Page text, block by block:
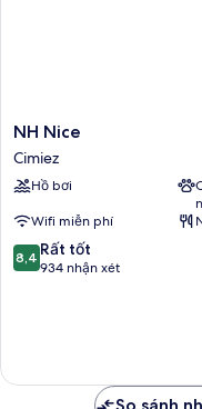
NH
Nice
Cimiez
NH Nice
Cimiez
Hồ bơi
Wifi miễn phí
8.4
trên
xét
8,4 Rất tốt
934 nhận xét
So sánh